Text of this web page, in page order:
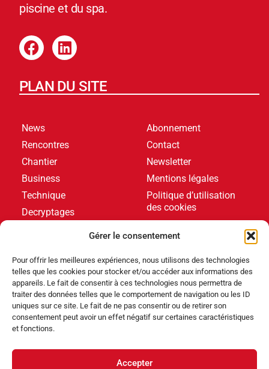
Gérer le consentement
Pour offrir les meilleures expériences, nous utilisons des technologies
telles que les cookies pour stocker et/ou accéder aux informations des
appareils. Le fait de consentir à ces technologies nous permettra de
traiter des données telles que le comportement de navigation ou les ID
uniques sur ce site. Le fait de ne pas consentir ou de retirer son
consentement peut avoir un effet négatif sur certaines caractéristiques
et fonctions.
Accepter
piscine et du spa.
PLAN DU SITE
News
Rencontres
Chantier
Business
Technique
Decryptages
Abonnement
Contact
Newsletter
Mentions légales
Politique d’utilisation
des cookies
DERNIERS ARTICLES
Événements,Produits
ses pompes à chaleur Poolex MegaLine Fi